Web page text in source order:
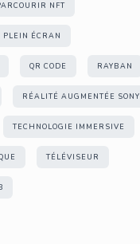
NFT
PLEIN ÉCRAN
QR CODE RAYBAN
RÉALITÉ AUGMENTÉE SONY
TECHNOLOGIE IMMERSIVE
TÉLÉVISEUR